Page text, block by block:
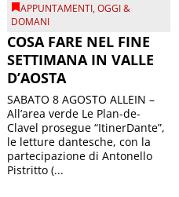
APPUNTAMENTI,OGGI &
DOMANI
COSA FARE NEL FINE
SETTIMANA IN VALLE
D’AOSTA
SABATO 8 AGOSTO ALLEIN –
All’area verde Le Plan-de-
Clavel prosegue “ItinerDante”,
le letture dantesche, con la
partecipazione di Antonello
Pistritto (...